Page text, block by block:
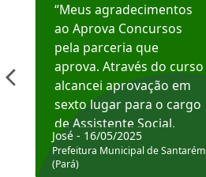
“Meus agradecimentos
ao Aprova Concursos
pela parceria que
aprova. Através do curso
alcancei aprovação em
sexto lugar para o cargo
de Assistente Social.
Hoje estou atuando na
Prefeitura de Santarém.
José - 16/05/2025
Prefeitura Municipal de Santarém
(Pará)